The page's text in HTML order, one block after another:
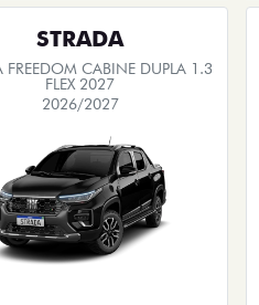
STRADA
FREEDOM CABINE DUPLA 1.3
FLEX 2027
2026/2027